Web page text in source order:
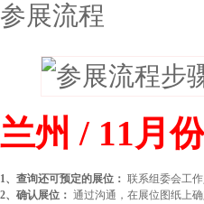
参展流程
兰州 / 11月
1、查询还可预定的展位： 联系组委会工
2、确认展位： 通过沟通，在展位图纸上